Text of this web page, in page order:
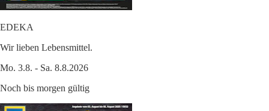
EDEKA
Wir lieben Lebensmittel.
Mo. 3.8. - Sa. 8.8.2026
Noch bis morgen gültig